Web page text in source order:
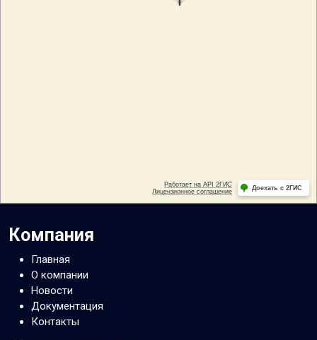
Компания
Главная
О компании
Новости
Документация
Контакты